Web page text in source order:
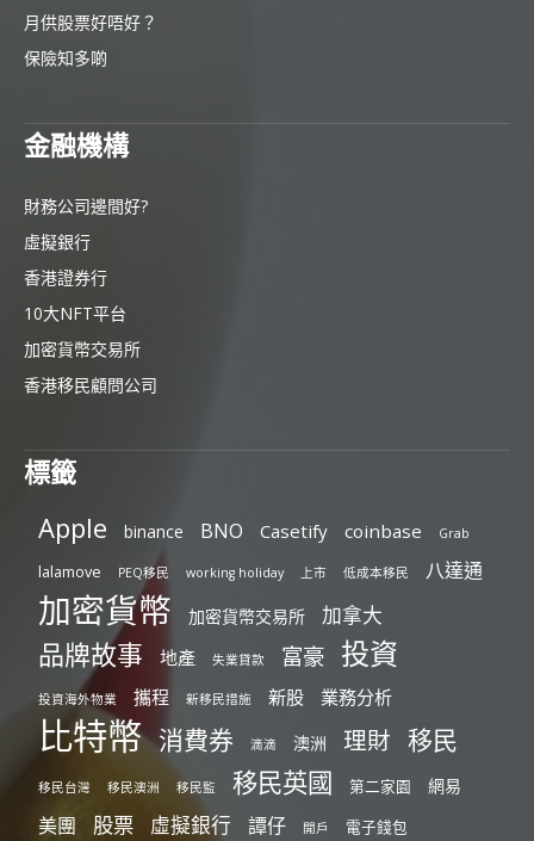
月供股票好唔好？
保險知多啲
金融機構
財務公司邊間好?
虛擬銀行
香港證券行
10大NFT平台
加密貨幣交易所
香港移民顧問公司
標籤
Apple binance BNO Casetify coinbase Grab
lalamove PEQ移民 working holiday 上市 低成本移民 八達通
加密貨幣 加密貨幣交易所 加拿大
品牌故事 地產 失業貸款 富豪 投資
投資海外物業 攜程 新移民措施 新股 業務分析
比特幣 消費券 滴滴 澳洲 理財 移民
移民台灣 移民澳洲 移民監 移民英國 第二家園 網易
美團 股票 虛擬銀行 譚仔 開戶 電子錢包